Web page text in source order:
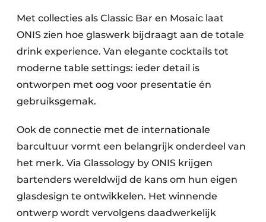
Met collecties als Classic Bar en Mosaic laat
ONIS zien hoe glaswerk bijdraagt aan de totale
drink experience. Van elegante cocktails tot
moderne table settings: ieder detail is
ontworpen met oog voor presentatie én
gebruiksgemak.
Ook de connectie met de internationale
barcultuur vormt een belangrijk onderdeel van
het merk. Via Glassology by ONIS krijgen
bartenders wereldwijd de kans om hun eigen
glasdesign te ontwikkelen. Het winnende
ontwerp wordt vervolgens daadwerkelijk